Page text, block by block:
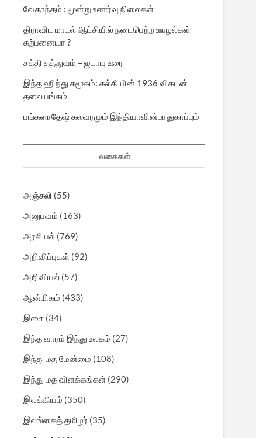
வேதாந்தம் : மூன்று உணர்வு நிலைகள்
திராவிட மாடல் ஆட்சியில் நடைபெற்ற ஊழல்கள்
கற்பனையா ?
சக்தி தத்துவம் – ஜடாயு உரை
இந்த ஹிந்து சமூகம்: கல்கியின் 1936 விகடன்
தலையங்கம்
பங்களாதேஷ் கலவரமும் இந்தியாவின்பாதுகாப்பும்
வகைகள்
அஞ்சலி (55)
அனுபவம் (163)
அரசியல் (769)
அறிவிப்புகள் (92)
அறிவியல் (57)
ஆன்மிகம் (433)
இசை (34)
இந்த வாரம் இந்து உலகம் (27)
இந்து மத மேன்மை (108)
இந்து மத விளக்கங்கள் (290)
இலக்கியம் (350)
இலங்கைத் தமிழர் (35)